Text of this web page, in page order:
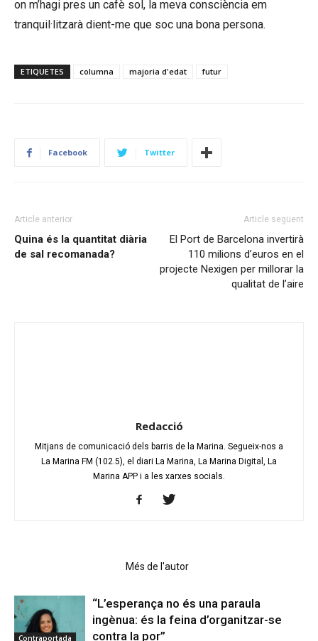
on m’hagi pres un cafè sol, la meva consciència em
tranquil·litzarà dient-me que soc una bona persona.
ETIQUETES columna majoria d'edat futur
Facebook Twitter
Article anterior
Quina és la quantitat diària
de sal recomanada?
Article següent
El Port de Barcelona invertirà
110 milions d’euros en el
projecte Nexigen per millorar la
qualitat de l’aire
Redacció
Mitjans de comunicació dels barris de la Marina. Segueix-nos a
La Marina FM (102.5), el diari La Marina, La Marina Digital, La
Marina APP i a les xarxes socials.
Més de l'autor
Contraportada
“L’esperança no és una paraula
ingènua: és la feina d’organitzar-se
contra la por”